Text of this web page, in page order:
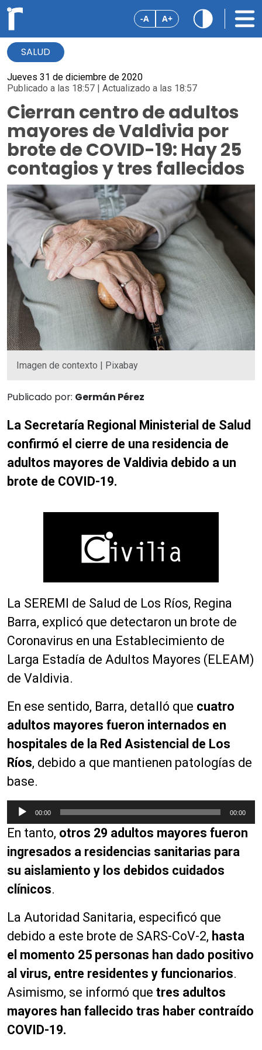
-A A+
SALUD
Jueves 31 de diciembre de 2020
Publicado a las 18:57 | Actualizado a las 18:57
Cierran centro de adultos
mayores de Valdivia por
brote de COVID-19: Hay 25
contagios y tres fallecidos
Imagen de contexto | Pixabay
Publicado por: Germán Pérez
La Secretaría Regional Ministerial de Salud
confirmó el cierre de una residencia de
adultos mayores de Valdivia debido a un
brote de COVID-19.
La SEREMI de Salud de Los Ríos, Regina
Barra, explicó que detectaron un brote de
Coronavirus en una Establecimiento de
Larga Estadía de Adultos Mayores (ELEAM)
de Valdivia.
En ese sentido, Barra, detalló que cuatro
adultos mayores fueron internados en
hospitales de la Red Asistencial de Los
Ríos, debido a que mantienen patologías de
base.
e
p
r
d
u
t
o
d
e
a
d
i
00:00 00:00
En tanto, otros 29 adultos mayores fueron
ingresados a residencias sanitarias para
su aislamiento y los debidos cuidados
clínicos.
La Autoridad Sanitaria, especificó que
debido a este brote de SARS-CoV-2, hasta
el momento 25 personas han dado positivo
al virus, entre residentes y funcionarios.
Asimismo, se informó que tres adultos
mayores han fallecido tras haber contraído
COVID-19.